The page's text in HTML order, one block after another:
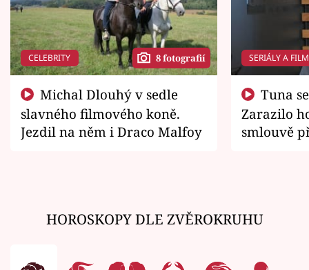
CELEBRITY 8 fotografií
slavného filmového koně.
Jezdil na něm i Draco Malfoy
SERIÁLY A
Zarazilo
smlouvě
HOROSKOPY DLE ZVĚROKRUHU